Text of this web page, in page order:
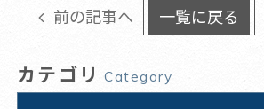
前の記事へ 一覧に戻る
カテゴリ Category